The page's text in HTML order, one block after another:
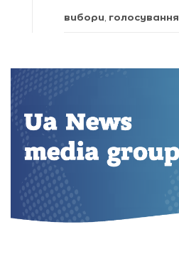
вибори голосування